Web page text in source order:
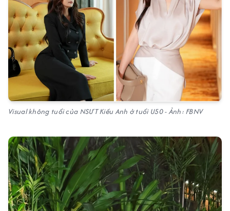
Visual không tuổi của NSƯT Kiều Anh ở tuổi U50 - Ảnh: FBNV